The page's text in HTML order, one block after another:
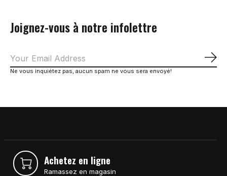
Joignez-vous à notre infolettre
Ne vous inquiétez pas, aucun spam ne vous sera envoyé!
Achetez en ligne
Ramassez en magasin